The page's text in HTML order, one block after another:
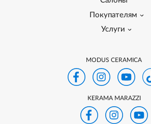
Покупателям
Услуги
MODUS CERAMICA
KERAMA MARAZZI